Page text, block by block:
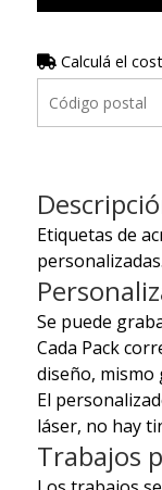
Calculá el
Etiquetas de
personalizadas.
Se puede
Cada Pack
diseño, mismo
El
láser, no hay
Trabajos